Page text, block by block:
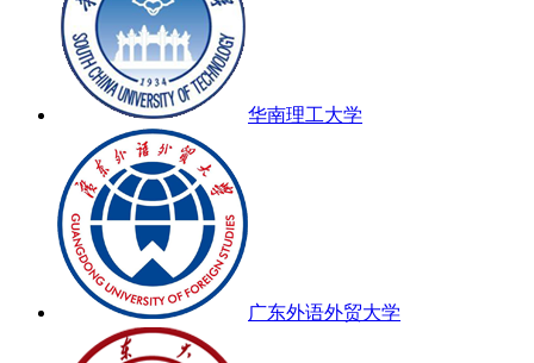
华南理工大学
广东外语外贸大学